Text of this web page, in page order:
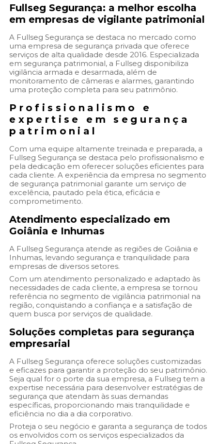
Fullseg Segurança: a melhor escolha
em empresas de vigilante patrimonial
A Fullseg Segurança se destaca no mercado como
uma empresa de segurança privada que oferece
serviços de alta qualidade desde 2016. Especializada
em segurança patrimonial, a Fullseg disponibiliza
vigilância armada e desarmada, além de
monitoramento de câmeras e alarmes, garantindo
uma proteção completa para seu patrimônio.
Profissionalismo e
expertise em segurança
patrimonial
Com uma equipe altamente treinada e preparada, a
Fullseg Segurança se destaca pelo profissionalismo e
pela dedicação em oferecer soluções eficientes para
cada cliente. A experiência da empresa no segmento
de segurança patrimonial garante um serviço de
excelência, pautado pela ética, eficácia e
comprometimento.
Atendimento especializado em
Goiânia e Inhumas
A Fullseg Segurança atende as regiões de Goiânia e
Inhumas, levando segurança e tranquilidade para
empresas de diversos setores.
Com um atendimento personalizado e adaptado às
necessidades de cada cliente, a empresa se tornou
referência no segmento de vigilância patrimonial na
região, conquistando a confiança e a satisfação de
quem busca por serviços de qualidade.
Soluções completas para segurança
empresarial
A Fullseg Segurança oferece soluções customizadas
e eficazes para garantir a proteção do seu patrimônio.
Seja qual for o porte da sua empresa, a Fullseg tem a
expertise necessária para desenvolver estratégias de
segurança que atendam às suas demandas
específicas, proporcionando mais tranquilidade e
eficiência no dia a dia corporativo.
Proteja o seu negócio e garanta a segurança de todos
os envolvidos com os serviços especializados da